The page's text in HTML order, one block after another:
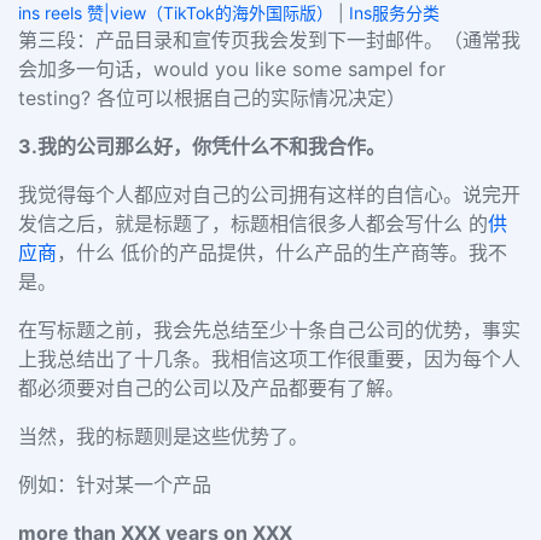
ins reels 赞|view（TikTok的海外国际版） Ins服务分类
第三段：产品目录和宣传页我会发到下一封邮件。（通常我
会加多一句话，would you like some sampel for
testing? 各位可以根据自己的实际情况决定）
3.我的公司那么好，你凭什么不和我合作。
我觉得每个人都应对自己的公司拥有这样的自信心。说完开
发信之后，就是标题了，标题相信很多人都会写什么 的供
应商 ，什么 低价的产品提供，什么产品的生产商等。我不
是。
在写标题之前，我会先总结至少十条自己公司的优势，事实
上我总结出了十几条。我相信这项工作很重要，因为每个人
都必须要对自己的公司以及产品都要有了解。
当然，我的标题则是这些优势了。
例如：针对某一个产品
more than XXX years on XXX